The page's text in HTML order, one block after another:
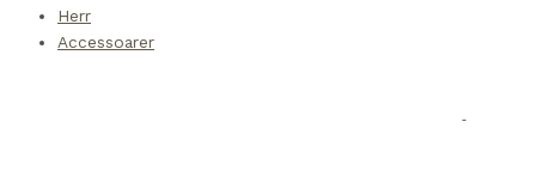
Herr
Accessoarer
Copyright © 2022 Cozy Cashmere. Alla rättigheter förbehålls.